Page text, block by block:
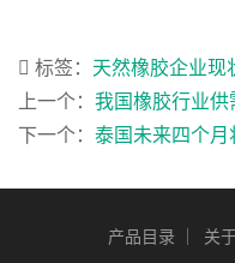
标签： 天然橡胶企业现
上一个： 我国橡胶行业供
下一个： 泰国未来四个
产品目录 关